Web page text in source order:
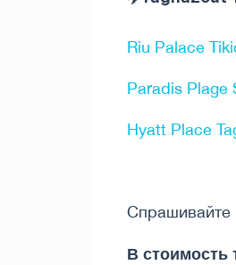
Riu Palace
Paradis Plage
Hyatt Place
Спрашивайте
В стоимость